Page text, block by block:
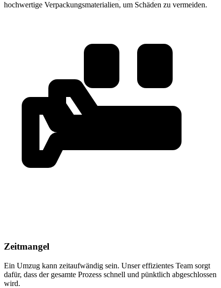
hochwertige Verpackungsmaterialien, um Schäden zu vermeiden.
Zeitmangel
Ein Umzug kann zeitaufwändig sein. Unser effizientes Team sorgt
dafür, dass der gesamte Prozess schnell und pünktlich abgeschlossen
wird.